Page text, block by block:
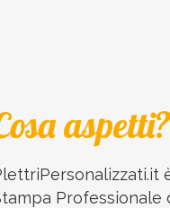
aspetti?
Professionale